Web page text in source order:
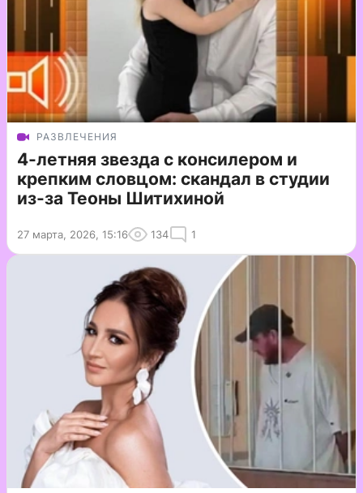
РАЗВЛЕЧЕНИЯ
4-летняя звезда с консилером и
крепким словцом: скандал в студии
из-за Теоны Шитихиной
27 марта, 2026, 15:16 134 1